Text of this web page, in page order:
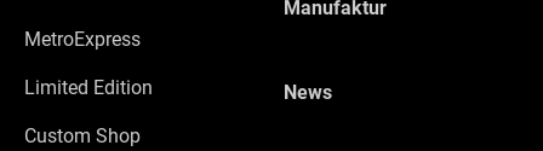
MetroExpress
Limited Edition
Custom Shop
Manufaktur
News